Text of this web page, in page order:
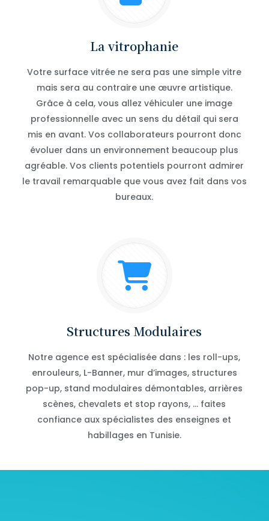
La vitrophanie
Votre surface vitrée ne sera pas une simple vitre
mais sera au contraire une œuvre artistique.
Grâce à cela, vous allez véhiculer une image
professionnelle avec un sens du détail qui sera
mis en avant. Vos collaborateurs pourront donc
évoluer dans un environnement beaucoup plus
agréable. Vos clients potentiels pourront admirer
le travail remarquable que vous avez fait dans vos
bureaux.
Structures Modulaires
Notre agence est spécialisée dans : les roll-ups,
enrouleurs, L-Banner, mur d’images, structures
pop-up, stand modulaires démontables, arrières
scènes, chevalets et stop rayons, … faites
confiance aux spécialistes des enseignes et
habillages en Tunisie.